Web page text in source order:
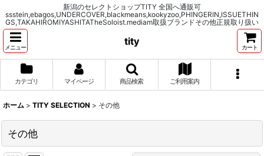
新潟のセレクトショップTITY 全国へ通販可
ssstein,ebagos,UNDERCOVER,blackmeans,kookyzoo,PHINGERIN,ISSUETHIN
GS,TAKAHIROMIYASHITATheSoloist.mediam取扱ブランドその他正規取り扱い
メニュー
tity
カート
カテゴリ マイページ 商品検索 ご利用案内
ホーム > TITY SELECTION > その他
その他